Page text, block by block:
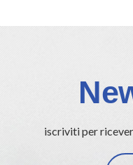
iscriviti per